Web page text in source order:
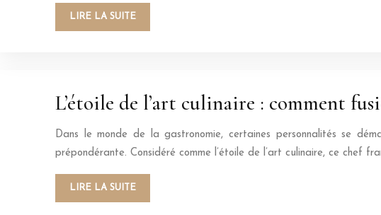
LIRE LA SUITE
L’étoile de l’art culinaire : comment
Dans le monde de la gastronomie, certaines personnalités se
prépondérante. Considéré comme l’étoile de l’art culinaire, ce chef
LIRE LA SUITE